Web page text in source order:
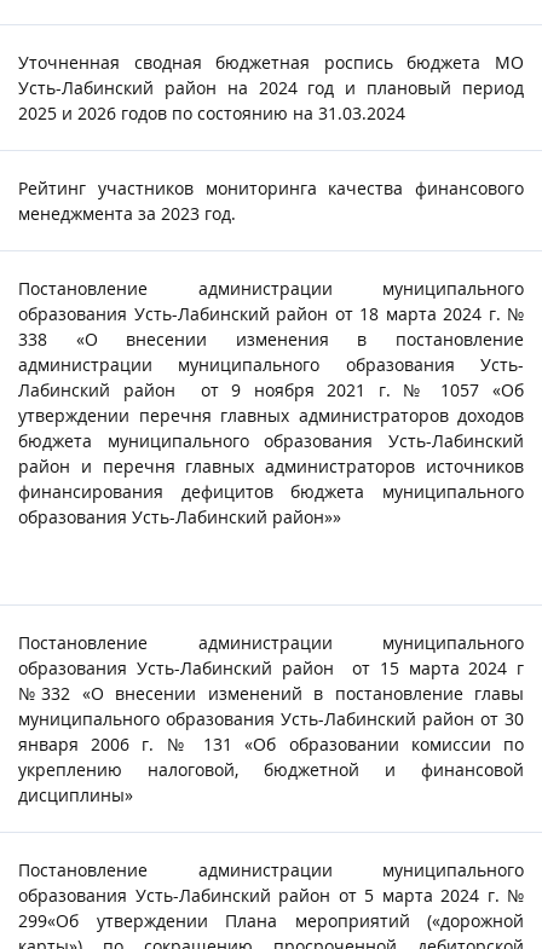
Уточненная сводная бюджетная роспись бюджета МО
Усть-Лабинский район на 2024 год и плановый период
2025 и 2026 годов по состоянию на 31.03.2024
Рейтинг участников мониторинга качества финансового
менеджмента за 2023 год.
Постановление администрации муниципального
образования Усть-Лабинский район от 18 марта 2024 г. №
338 «О внесении изменения в постановление
администрации муниципального образования Усть-
Лабинский район от 9 ноября 2021 г. № 1057 «Об
утверждении перечня главных администраторов доходов
бюджета муниципального образования Усть-Лабинский
район и перечня главных администраторов источников
финансирования дефицитов бюджета муниципального
образования Усть-Лабинский район»»
Постановление администрации муниципального
образования Усть-Лабинский район от 15 марта 2024 г
№332 «О внесении изменений в постановление главы
муниципального образования Усть-Лабинский район от 30
января 2006 г. № 131 «Об образовании комиссии по
укреплению налоговой, бюджетной и финансовой
дисциплины»
Постановление администрации муниципального
образования Усть-Лабинский район от 5 марта 2024 г. №
299«Об утверждении Плана мероприятий («дорожной